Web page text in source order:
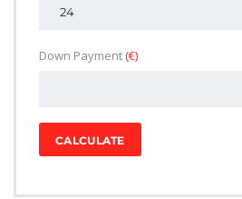
Down Payment(€)
CALCULATE